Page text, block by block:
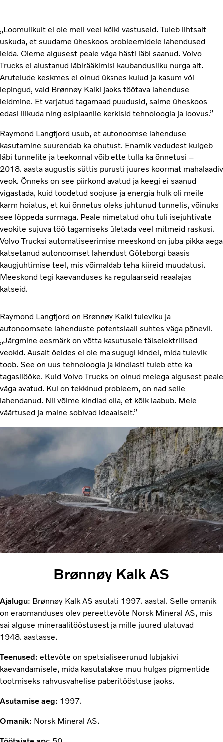
„Loomulikult ei ole meil veel kõiki vastuseid. Tuleb lihtsalt
uskuda, et suudame üheskoos probleemidele lahendused
leida. Oleme algusest peale väga hästi läbi saanud. Volvo
Trucks ei alustanud läbirääkimisi kaubandusliku nurga alt.
Arutelude keskmes ei olnud üksnes kulud ja kasum või
lepingud, vaid Brønnøy Kalki jaoks töötava lahenduse
leidmine. Et varjatud tagamaad puudusid, saime üheskoos
edasi liikuda ning esiplaanile kerkisid tehnoloogia ja loovus.”
Raymond Langfjord usub, et autonoomse lahenduse
kasutamine suurendab ka ohutust. Enamik vedudest kulgeb
läbi tunnelite ja teekonnal võib ette tulla ka õnnetusi –
2018. aasta augustis süttis purusti juures koormat mahalaadiv
veok. Õnneks on see piirkond avatud ja keegi ei saanud
vigastada, kuid toodetud soojuse ja energia hulk oli meile
karm hoiatus, et kui õnnetus oleks juhtunud tunnelis, võinuks
see lõppeda surmaga. Peale nimetatud ohu tuli isejuhtivate
veokite sujuva töö tagamiseks ületada veel mitmeid raskusi.
Volvo Trucksi automatiseerimise meeskond on juba pikka aega
katsetanud autonoomset lahendust Göteborgi baasis
kaugjuhtimise teel, mis võimaldab teha kiireid muudatusi.
Meeskond tegi kaevanduses ka regulaarseid reaalajas
katseid.
Raymond Langfjord on Brønnøy Kalki tuleviku ja
autonoomsete lahenduste potentsiaali suhtes väga põnevil.
„Järgmine eesmärk on võtta kasutusele täiselektrilised
veokid. Ausalt öeldes ei ole ma sugugi kindel, mida tulevik
toob. See on uus tehnoloogia ja kindlasti tuleb ette ka
tagasilööke. Kuid Volvo Trucks on olnud meiega algusest peale
väga avatud. Kui on tekkinud probleem, on nad selle
lahendanud. Nii võime kindlad olla, et kõik laabub. Meie
väärtused ja maine sobivad ideaalselt.”
Brønnøy Kalk AS
Ajalugu: Brønnøy Kalk AS asutati 1997. aastal. Selle omanik
on eraomanduses olev pereettevõte Norsk Mineral AS, mis
sai alguse mineraalitööstusest ja mille juured ulatuvad
1948. aastasse.
Teenused: ettevõte on spetsialiseerunud lubjakivi
kaevandamisele, mida kasutatakse muu hulgas pigmentide
tootmiseks rahvusvahelise paberitööstuse jaoks.
Asutamise aeg: 1997.
Omanik: Norsk Mineral AS.